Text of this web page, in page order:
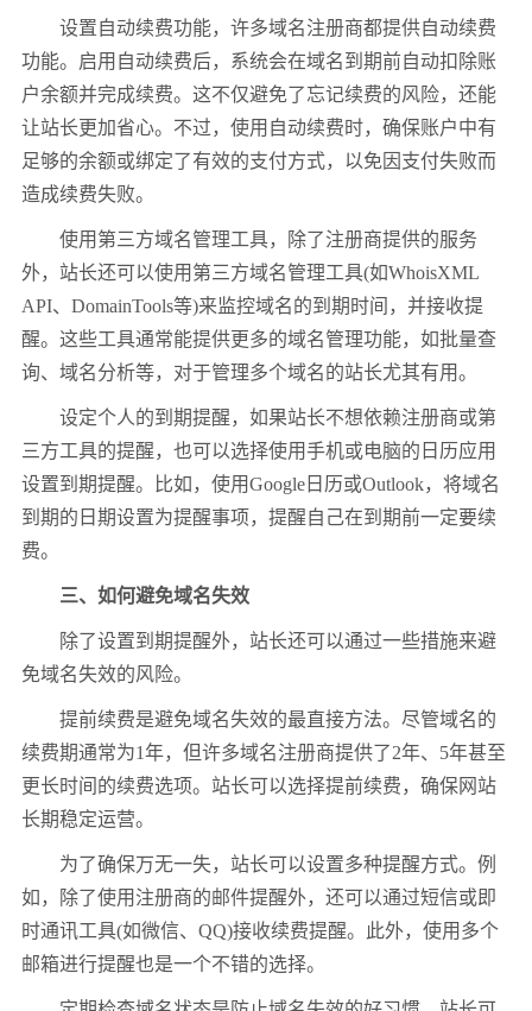
设置自动续费功能，许多域名注册商都提供自动续费
功能。启用自动续费后，系统会在域名到期前自动扣除账
户余额并完成续费。这不仅避免了忘记续费的风险，还能
让站长更加省心。不过，使用自动续费时，确保账户中有
足够的余额或绑定了有效的支付方式，以免因支付失败而
造成续费失败。
使用第三方域名管理工具，除了注册商提供的服务
外，站长还可以使用第三方域名管理工具(如WhoisXML
API、DomainTools等)来监控域名的到期时间，并接收提
醒。这些工具通常能提供更多的域名管理功能，如批量查
询、域名分析等，对于管理多个域名的站长尤其有用。
设定个人的到期提醒，如果站长不想依赖注册商或第
三方工具的提醒，也可以选择使用手机或电脑的日历应用
设置到期提醒。比如，使用Google日历或Outlook，将域名
到期的日期设置为提醒事项，提醒自己在到期前一定要续
费。
三、如何避免域名失效
除了设置到期提醒外，站长还可以通过一些措施来避
免域名失效的风险。
提前续费是避免域名失效的最直接方法。尽管域名的
续费期通常为1年，但许多域名注册商提供了2年、5年甚至
更长时间的续费选项。站长可以选择提前续费，确保网站
长期稳定运营。
为了确保万无一失，站长可以设置多种提醒方式。例
如，除了使用注册商的邮件提醒外，还可以通过短信或即
时通讯工具(如微信、QQ)接收续费提醒。此外，使用多个
邮箱进行提醒也是一个不错的选择。